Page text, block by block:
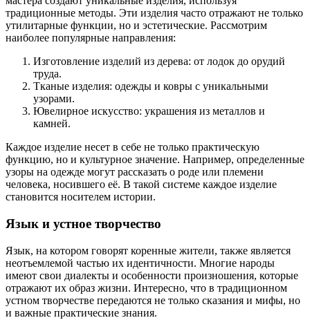
традиционные методы. Эти изделия часто отражают не только
утилитарные функции, но и эстетические. Рассмотрим
наиболее популярные направления:
Изготовление изделий из дерева: от лодок до орудий
труда.
Тканые изделия: одежды и ковры с уникальными
узорами.
Ювелирное искусство: украшения из металлов и
камней.
Каждое изделие несет в себе не только практическую
функцию, но и культурное значение. Например, определенные
узоры на одежде могут рассказать о роде или племени
человека, носившего её. В такой системе каждое изделие
становится носителем истории.
Язык и устное творчество
Язык, на котором говорят коренные жители, также является
неотъемлемой частью их идентичности. Многие народы
имеют свои диалекты и особенности произношения, которые
отражают их образ жизни. Интересно, что в традиционном
устном творчестве передаются не только сказания и мифы, но
и важные практические знания.